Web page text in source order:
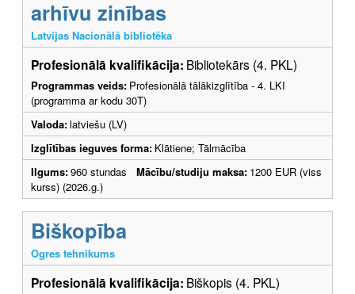
arhīvu zinības
Latvijas Nacionālā bibliotēka
Profesionālā kvalifikācija: Bibliotekārs (4. PKL)
Programmas veids: Profesionālā tālākizglītība - 4. LKI
(programma ar kodu 30T)
Valoda:latviešu (LV)
Izglītības ieguves forma: Klātiene; Tālmācība
Ilgums:960 stundas Mācību/studiju maksa: 1200 EUR (viss
kurss) (2026.g.)
Biškopība
Ogres tehnikums
Profesionālā kvalifikācija: Biškopis (4. PKL)